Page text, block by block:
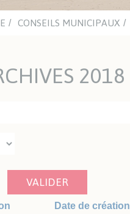
ET URBANISME
Unique de
Les Sables Nautisme
Sports Océan
CONSEILS MUNICIPAUX
2018
VALIDER
Date de création